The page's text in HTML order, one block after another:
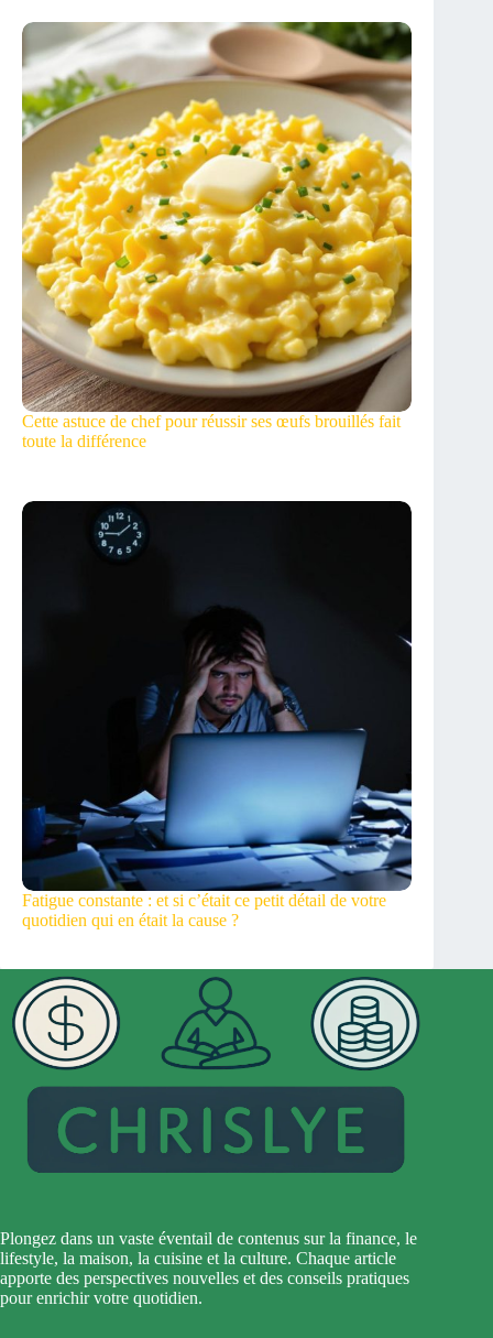
Cette astuce de chef pour réussir ses œufs brouillés fait
toute la différence
Fatigue constante : et si c’était ce petit détail de votre
quotidien qui en était la cause ?
Plongez dans un vaste éventail de contenus sur la finance, le
lifestyle, la maison, la cuisine et la culture. Chaque article
apporte des perspectives nouvelles et des conseils pratiques
pour enrichir votre quotidien.